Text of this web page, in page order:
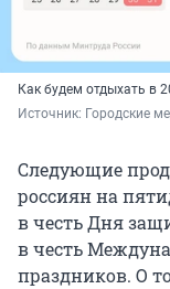
Как будем отдыхать в
Источник: Городские
Следующие
россиян на
в честь Дня
в честь
праздников. О